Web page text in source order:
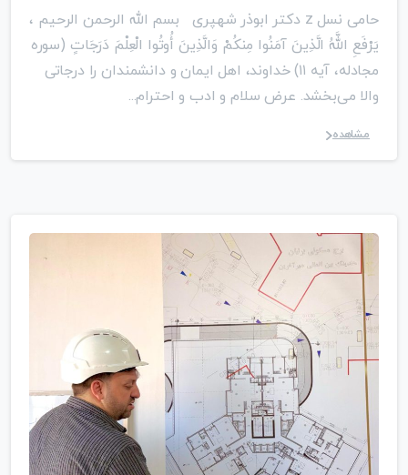
حامی نسل z دكتر ابوذر شهپری بسم الله الرحمن الرحیم ،
یَرْفَعِ اللَّهُ الَّذِینَ آمَنُوا مِنکُمْ وَالَّذِینَ أُوتُوا الْعِلْمَ دَرَجَاتٍ (سوره
مجادله، آیه ۱۱) خداوند، اهل ایمان و دانشمندان را درجاتی
والا می‌بخشد. عرض سلام و ادب و احترام...
مشاهده